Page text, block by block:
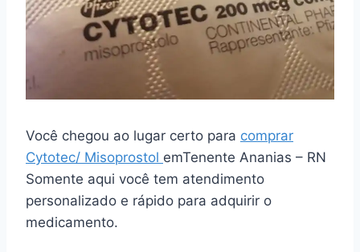
Você chegou ao lugar certo para comprar
Cytotec/ Misoprostol emTenente Ananias – RN
Somente aqui você tem atendimento
personalizado e rápido para adquirir o
medicamento.